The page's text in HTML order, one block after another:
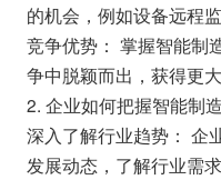
的机会，例如设备远程
竞争优势： 掌握智能制
争中脱颖而出，获得更大
2. 企业如何把握智能制
深入了解行业趋势： 企
发展动态，了解行业需